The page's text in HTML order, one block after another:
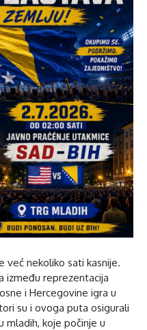
već nekoliko sati kasnije.
između reprezentacija
i Hercegovine igra u
su i ovoga puta osigurali
mladih, koje počinje u